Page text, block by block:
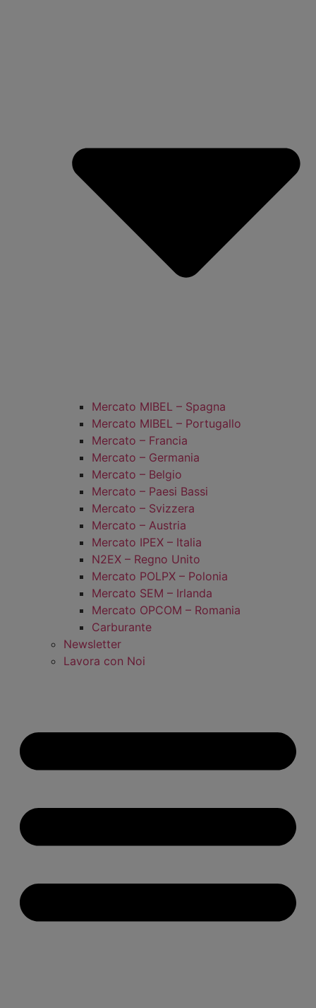
Mercato MIBEL – Spagna
Mercato MIBEL – Portugallo
Mercato – Francia
Mercato – Germania
Mercato – Belgio
Mercato – Paesi Bassi
Mercato – Svizzera
Mercato – Austria
Mercato IPEX – Italia
N2EX – Regno Unito
Mercato POLPX – Polonia
Mercato SEM – Irlanda
Mercato OPCOM – Romania
Carburante
Newsletter
Lavora con Noi